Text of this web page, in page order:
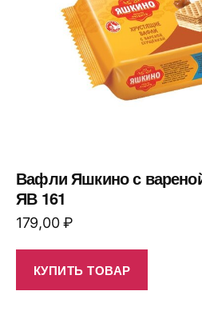
Вафли Яшкино с
ЯВ 161
179,00₽
КУПИТЬ ТОВАР